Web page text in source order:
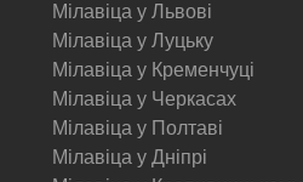
Мілавіца у Львові
Мілавіца у Луцьку
Мілавіца у Кременчуці
Мілавіца у Черкасах
Мілавіца у Полтаві
Мілавіца у Дніпрі